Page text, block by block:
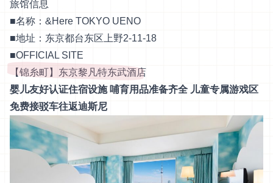
旅馆信息
■名称：&Here TOKYO UENO
■地址：东京都台东区上野2-11-18
■OFFICIAL SITE
【锦糸町】东京黎凡特东武酒店
婴儿友好认证住宿设施 哺育用品准备齐全 儿童专属游戏区
免费接驳车往返迪斯尼